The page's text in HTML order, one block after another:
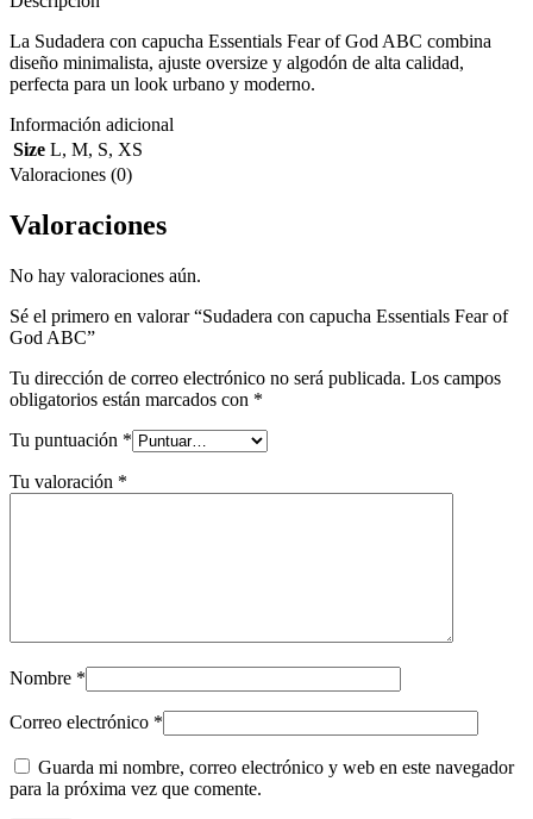
La Sudadera con capucha Essentials Fear of God ABC combina
diseño minimalista, ajuste oversize y algodón de alta calidad,
perfecta para un look urbano y moderno.
Información adicional
Size L, M, S, XS
Valoraciones (0)
Valoraciones
No hay valoraciones aún.
Sé el primero en valorar “Sudadera con capucha Essentials Fear of
God ABC”
Tu dirección de correo electrónico no será publicada. Los campos
obligatorios están marcados con *
Tu puntuación *
Tu valoración *
Nombre *
Correo electrónico *
Guarda mi nombre, correo electrónico y web en este navegador
para la próxima vez que comente.